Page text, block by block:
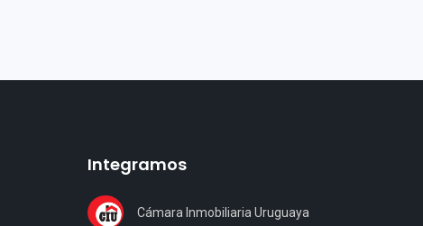
Integramos
Cámara Inmobiliaria Uruguaya